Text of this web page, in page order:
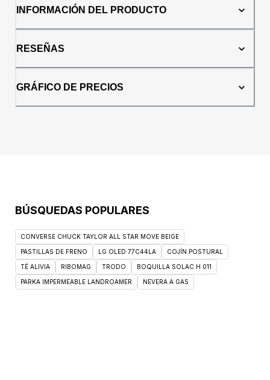
INFORMACIÓN DEL PRODUCTO
RESEÑAS
GRÁFICO DE PRECIOS
BÚSQUEDAS POPULARES
CONVERSE CHUCK TAYLOR ALL STAR MOVE BEIGE
PASTILLAS DE FRENO LG OLED 77C44LA COJÍN POSTURAL
TÉ ALIVIA RIBOMAG TRODO BOQUILLA SOLAC H 011
PARKA IMPERMEABLE LANDROAMER NEVERA A GAS